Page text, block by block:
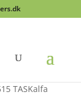
TASKalfa